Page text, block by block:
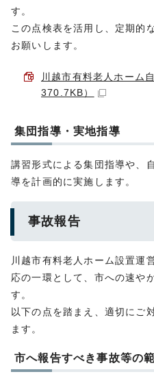
す。
この点検表を活用し、定期的
お願いします。
川越市有料老人ホーム
370.7KB）
集団指導・実地指導
講習形式による集団指導や、
導を計画的に実施します。
事故報告
川越市有料老人ホーム設置運
応の一環として、市への速や
す。
以下の点を踏まえ、適切にご
ます。
市へ報告すべき事故等の